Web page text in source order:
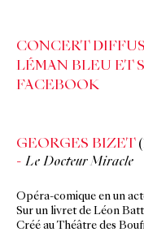
CONCERT
LÉMAN BLEU ET
FACEBOOK
GEORGES BIZET
Le Docteur Miracle
Opéra-comique en un
Sur un livret de Léon
Créé au Théâtre des